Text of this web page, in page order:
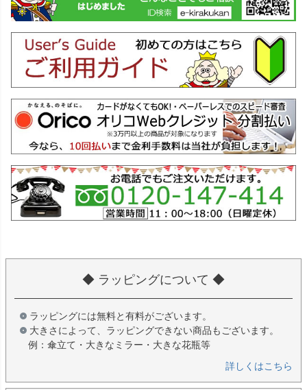
◆ ラッピングについて ◆
ラッピングには無料と有料がございます。
大きさによって、ラッピングできない商品もございます。
例：傘立て・大きなミラー・大きな花瓶等
詳しくはこちら